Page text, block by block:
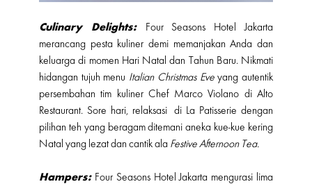
Culinary Delights:
Four Seasons Hotel Jakarta
merancang pesta kuliner demi memanjakan Anda dan
keluarga di momen Hari Natal dan Tahun Baru. Nikmati
hidangan tujuh menu Italian Christmas Eveyang autentik
persembahan tim kuliner Chef Marco Violano di Alto
Restaurant. Sore hari, relaksasi di La Patisserie dengan
pilihan teh yang beragam ditemani aneka kue-kue kering
Natal yang lezat dan cantik ala Festive Afternoon Tea.
Hampers:Four Seasons Hotel Jakarta mengurasi lima